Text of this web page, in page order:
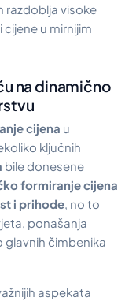
visoke
u mirnijim
na dinamično
cijena u
ključnih
bile donesene
formiranje cijena
i prihode , no to
ponašanja
glavnih čimbenika
aspekata